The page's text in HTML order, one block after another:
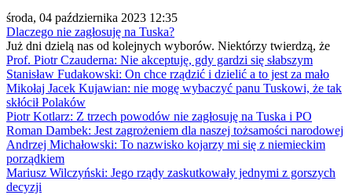
środa, 04 października 2023 12:35
Dlaczego nie zagłosuję na Tuska?
Już dni dzielą nas od kolejnych wyborów. Niektórzy twierdzą, że
Prof. Piotr Czauderna: Nie akceptuję, gdy gardzi się słabszym
Stanisław Fudakowski: On chce rządzić i dzielić a to jest za mało
Mikołaj Jacek Kujawian: nie mogę wybaczyć panu Tuskowi, że tak
skłócił Polaków
Piotr Kotlarz: Z trzech powodów nie zagłosuję na Tuska i PO
Roman Dambek: Jest zagrożeniem dla naszej tożsamości narodowej
Andrzej Michałowski: To nazwisko kojarzy mi się z niemieckim
porządkiem
Mariusz Wilczyński: Jego rządy zaskutkowały jednymi z gorszych
decyzji